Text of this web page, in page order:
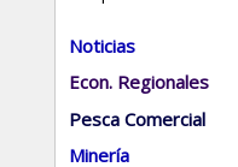
Noticias
Econ. Regionales
Pesca Comercial
Minería